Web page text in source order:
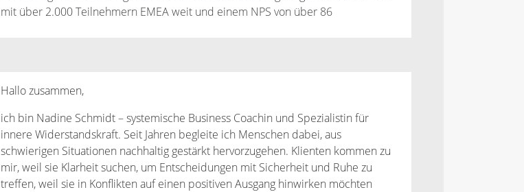
mit über 2.000 Teilnehmern EMEA weit und einem NPS von über 86
Hallo zusammen,
ich bin Nadine Schmidt – systemische Business Coachin und Spezialistin für
innere Widerstandskraft. Seit Jahren begleite ich Menschen dabei, aus
schwierigen Situationen nachhaltig gestärkt hervorzugehen. Klienten kommen zu
mir, weil sie Klarheit suchen, um Entscheidungen mit Sicherheit und Ruhe zu
treffen, weil sie in Konflikten auf einen positiven Ausgang hinwirken möchten